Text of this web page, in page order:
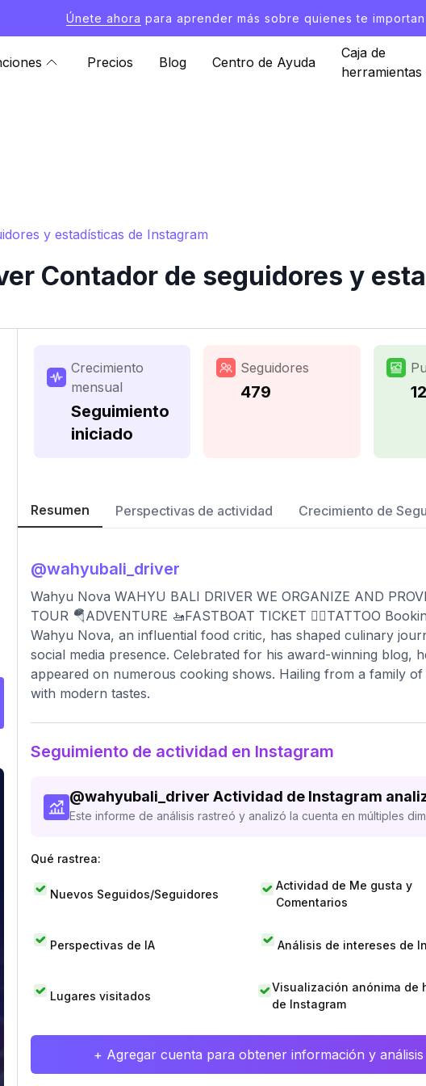
Únete ahora para aprender más sobre quienes te importan
Precios Blog Centro de Ayuda
Caja de
herramientas
y estadísticas de Instagram
Contador de seguidores y
Crecimiento
mensual
Seguimiento
iniciado
Seguidores
479
Resumen Perspectivas de actividad Crecimiento de
@wahyubali_driver
Wahyu Nova WAHYU BALI DRIVER WE ORGANIZE AND
TOUR 🪂ADVENTURE 🚤FASTBOAT TICKET ✍🏻TATTOO
Wahyu Nova, an influential food critic, has shaped culinary
social media presence. Celebrated for his award-winning blog,
appeared on numerous cooking shows. Hailing from a family
with modern tastes.
Seguimiento de actividad en Instagram
@wahyubali_driver Actividad de Instagram
Este informe de análisis rastreó y analizó la cuenta en múltiples
Qué rastrea:
Nuevos Seguidos/Seguidores
Actividad de Me gusta y
Comentarios
Perspectivas de IA Análisis de intereses de
Lugares visitados
Visualización anónima de
de Instagram
+ Agregar cuenta para obtener información y